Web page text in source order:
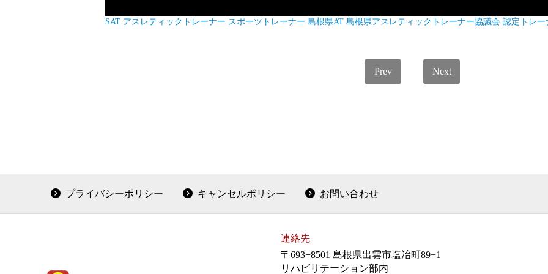
SAT アスレティックトレーナー スポーツトレーナー 島根県AT 島根県アスレティックトレーナー協議会 認定トレー
Prev Next
プライバシーポリシー キャンセルポリシー お問い合わせ
連絡先
〒693−8501 島根県出雲市塩冶町89−1
リハビリテーション部内